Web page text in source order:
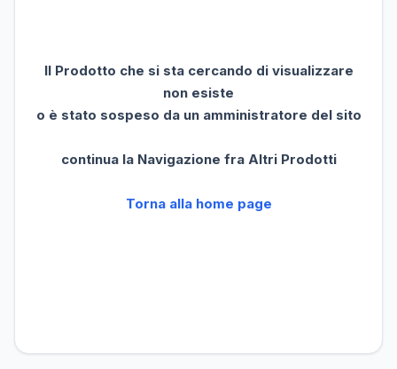
Il Prodotto che si sta cercando di visualizzare
non esiste
o è stato sospeso da un amministratore del sito
continua la Navigazione fra Altri Prodotti
Torna alla home page